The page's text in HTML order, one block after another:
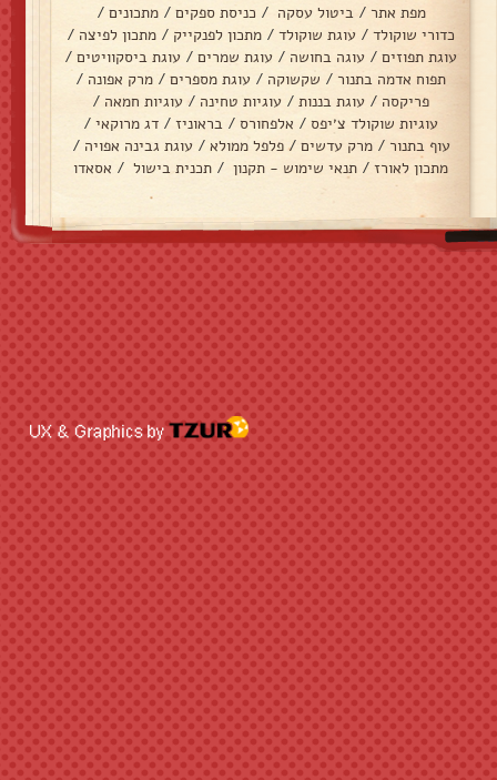
מפת אתר / ביטול עסקה / כניסת ספקים / מתכונים /
כדורי שוקולד / עוגת שוקולד / מתכון לפנקייק / מתכון לפיצה /
עוגת תפוזים / עוגה בחושה / עוגת שמרים / עוגת ביסקוויטים /
תפוח אדמה בתנור / שקשוקה / עוגת מספרים / מרק אפונה /
פריקסה / עוגת בננות / עוגיות טחינה / עוגיות חמאה /
עוגיות שוקולד צ׳יפס / אלפחורס / בראוניז / דג מרוקאי /
עוף בתנור / מרק עדשים / פלפל ממולא / עוגת גבינה אפויה /
מתכון לאורז / תנאי שימוש - תקנון / תכנית בישול / אסאדו